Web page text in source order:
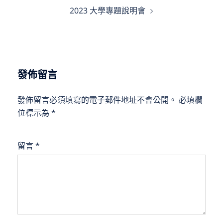
2023 大學專題說明會
發佈留言
發佈留言必須填寫的電子郵件地址不會公開。 必填欄
位標示為 *
留言*